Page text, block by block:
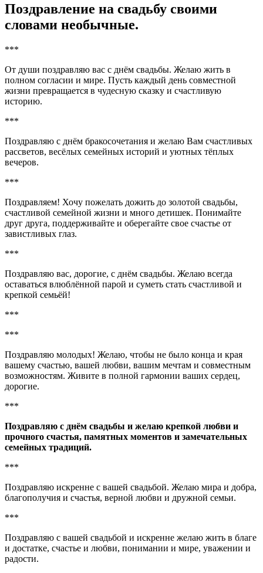
Поздравление на свадьбу своими
словами необычные.
***
От души поздравляю вас с днём свадьбы. Желаю жить в
полном согласии и мире. Пусть каждый день совместной
жизни превращается в чудесную сказку и счастливую
историю.
***
Поздравляю с днём бракосочетания и желаю Вам счастливых
рассветов, весёлых семейных историй и уютных тёплых
вечеров.
***
Поздравляем! Хочу пожелать дожить до золотой свадьбы,
счастливой семейной жизни и много детишек. Понимайте
друг друга, поддерживайте и оберегайте свое счастье от
завистливых глаз.
***
Поздравляю вас, дорогие, с днём свадьбы. Желаю всегда
оставаться влюблённой парой и суметь стать счастливой и
крепкой семьёй!
***
***
Поздравляю молодых! Желаю, чтобы не было конца и края
вашему счастью, вашей любви, вашим мечтам и совместным
возможностям. Живите в полной гармонии ваших сердец,
дорогие.
***
Поздравляю с днём свадьбы и желаю крепкой любви и
прочного счастья, памятных моментов и замечательных
семейных традиций.
***
Поздравляю искренне с вашей свадьбой. Желаю мира и добра,
благополучия и счастья, верной любви и дружной семьи.
***
Поздравляю с вашей свадьбой и искренне желаю жить в благе
и достатке, счастье и любви, понимании и мире, уважении и
радости.